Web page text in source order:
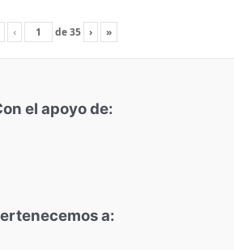
‹ de35 › »
el apoyo de:
a: